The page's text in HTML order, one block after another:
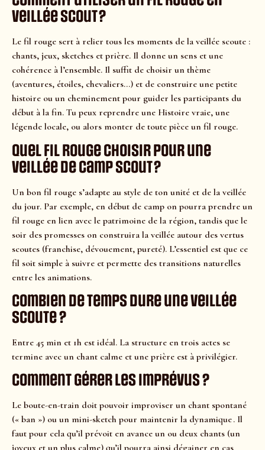
veillée scout ?
Le fil rouge sert à relier tous les moments de la veillée scoute :
chants, jeux, sketches et prière. Il donne un sens et une
cohérence à l’ensemble. Il suffit de choisir un thème
(aventures, étoiles, chevaliers…) et de construire une petite
histoire ou un cheminement pour guider les participants du
début à la fin. Tu peux reprendre une Histoire vraie, une
légende locale, ou alors monter de toute pièce un fil rouge.
Quel fil rouge choisir pour une
veillée de camp scout ?
Un bon fil rouge s’adapte au style de ton unité et de la veillée
du jour. Par exemple, en début de camp on pourra prendre un
fil rouge en lien avec le patrimoine de la région, tandis que le
soir des promesses on construira la veillée autour des vertus
scoutes (franchise, dévouement, pureté). L’essentiel est que ce
fil soit simple à suivre et permette des transitions naturelles
entre les animations.
Combien de temps dure une veillée
scoute ?
Entre 45 min et 1h est idéal. La structure en trois actes se
termine avec un chant calme et une prière est à privilégier.
Comment gérer les imprévus ?
Le boute-en-train doit pouvoir improviser un chant spontané
(« ban ») ou un mini-sketch pour maintenir la dynamique . Il
faut pour cela qu’il prévoit en avance un ou deux chants (un